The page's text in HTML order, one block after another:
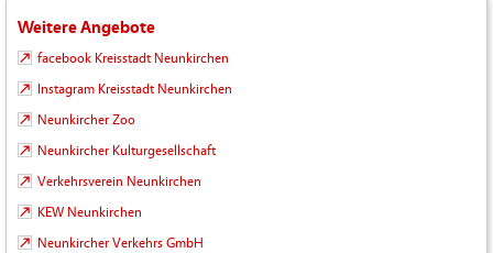
Weitere Angebote
facebook Kreisstadt Neunkirchen
Instagram Kreisstadt Neunkirchen
Neunkircher Zoo
Neunkircher Kulturgesellschaft
Verkehrsverein Neunkirchen
KEW Neunkirchen
Neunkircher Verkehrs GmbH